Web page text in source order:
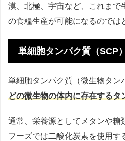
漠、北極、宇宙など、これまで
の食糧生産が可能になるのでは
単細胞タンパク質（SCP
単細胞タンパク質（微生物タン
どの微生物の体内に存在するタ
通常、栄養源としてメタンや糖
フーズでは二酸化炭素を使用す